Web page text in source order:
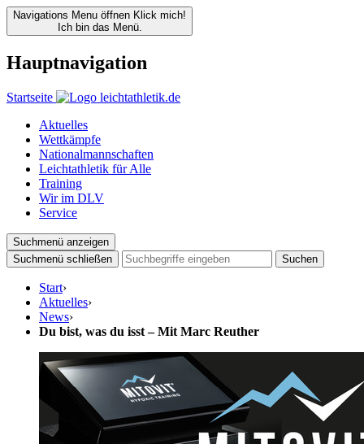
Navigations Menu öffnen Klick mich!
Ich bin das Menü.
Hauptnavigation
Startseite
Aktuelles
Wettkämpfe
Nationalmannschaften
Leichtathletik für Alle
Training
Wir im DLV
Service
Suchmenü anzeigen
Suchmenü schließen
Suchen
Start›
Aktuelles›
News›
Du bist, was du isst – Mit Marc Reuther